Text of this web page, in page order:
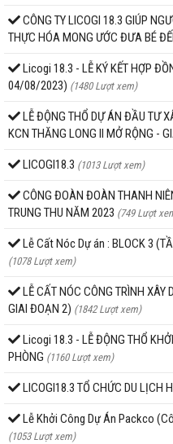
CÔNG TY LICOGI 18.3 GIÚP
THỰC HÓA MONG ƯỚC ĐƯA BÉ
Licogi 18.3 - LỄ KÝ KẾT HỢP
04/08/2023) (1480 Lượt xem)
LỄ ĐỘNG THỔ DỰ ÁN ĐẦU TƯ
KCN THĂNG LONG II MỞ RỘNG -
LICOGI18.3 (1013 Lượt xem)
CÔNG ĐOÀN ĐOÀN THANH
TRUNG THU NĂM 2023 (749 Lượt
Lễ Cất Nóc Dự án : BLOCK 3
(1078 Lượt xem)
LỄ CẤT NÓC CÔNG TRÌNH XÂY
GIAI ĐOẠN 2) (1842 Lượt xem)
Licogi 18.3 - LỄ ĐỘNG THỔ
PHÒNG (1160 Lượt xem)
LICOGI18.3 TỔ CHỨC DU LỊCH
Lễ Khởi Công Dự Án Packco
(1053 Lượt xem)